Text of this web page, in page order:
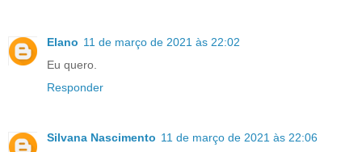
Elano 11 de março de 2021 às 22:02
Eu quero.
Responder
Silvana Nascimento 11 de março de 2021 às 22:06